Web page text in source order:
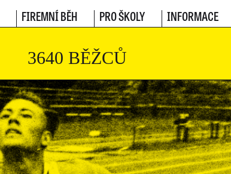
FIREMNÍ BĚH PRO ŠKOLY INFORMACE
3640 BĚŽCŮ